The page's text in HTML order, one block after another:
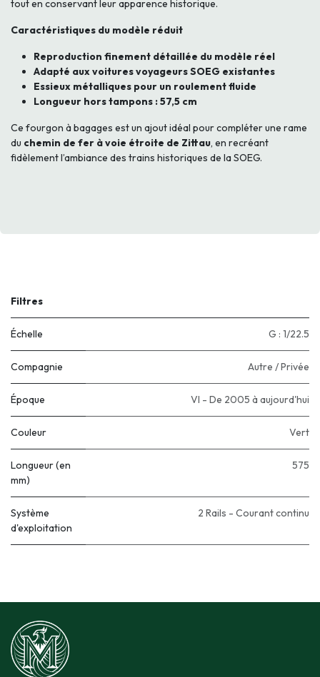
tout en conservant leur apparence historique.
Caractéristiques du modèle réduit
Reproduction finement détaillée du modèle réel
Adapté aux voitures voyageurs SOEG existantes
Essieux métalliques pour un roulement fluide
Longueur hors tampons : 57,5 cm
Ce fourgon à bagages est un ajout idéal pour compléter une rame
du chemin de fer à voie étroite de Zittau, en recréant
fidèlement l’ambiance des trains historiques de la SOEG.
Filtres
Échelle G : 1/22.5
Compagnie Autre / Privée
Époque VI - De 2005 à aujourd'hui
Couleur Vert
Longueur (en
mm)
575
Système
d'exploitation
2 Rails - Courant continu